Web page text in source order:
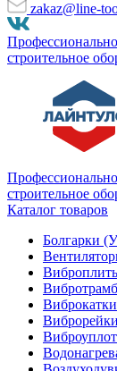
zakaz@line-
строительное
строительное
Каталог товаров
Болгарки
Виброкатки
Виброрейки